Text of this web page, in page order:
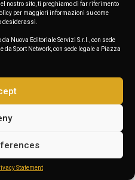
nostro sito, ti preghiamo di far riferimento
per maggiori informazioni su come
desiderassi.
da Nuova Editoriale Servizi S.r.l., con sede
da Sport Network, con sede legale a Piazza
Statement